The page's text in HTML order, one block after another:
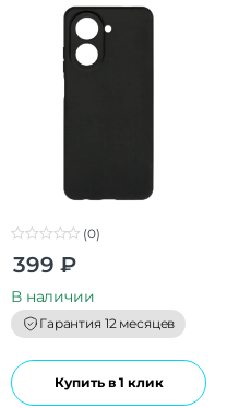
o
t
o
f
5
(0)
399 ₽
В наличии
Гарантия 12 месяцев
Купить в 1 клик